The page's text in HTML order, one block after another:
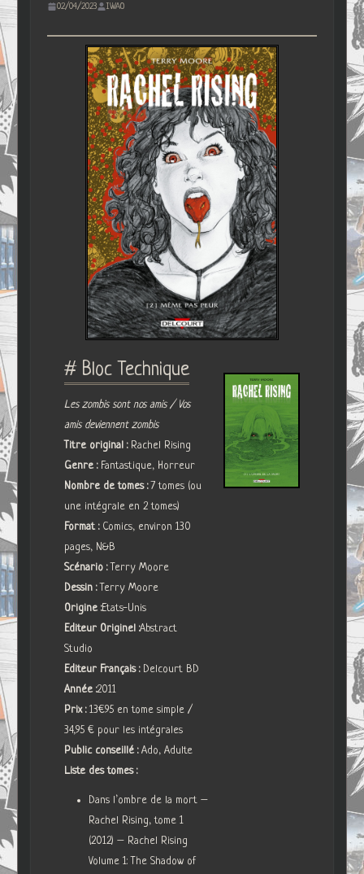
02/04/2023 IWAO
# Bloc Technique
Les zombis sont nos amis / Vos
amis deviennent zombis
Titre original : Rachel Rising
Genre : Fantastique, Horreur
Nombre de tomes :7 tomes (ou
une intégrale en 2 tomes)
Format : Comics, environ 130
pages, N&B
Scénario :Terry Moore
Dessin :Terry Moore
Origine :Etats-Unis
Editeur Originel :Abstract
Studio
Editeur Français : Delcourt BD
Année :2011
Prix :13€95 en tome simple /
34,95 € pour les intégrales
Public conseillé :Ado, Adulte
Liste des tomes :
Dans l’ombre de la mort –
Rachel Rising, tome 1
(2012) – Rachel Rising
Volume 1: The Shadow of